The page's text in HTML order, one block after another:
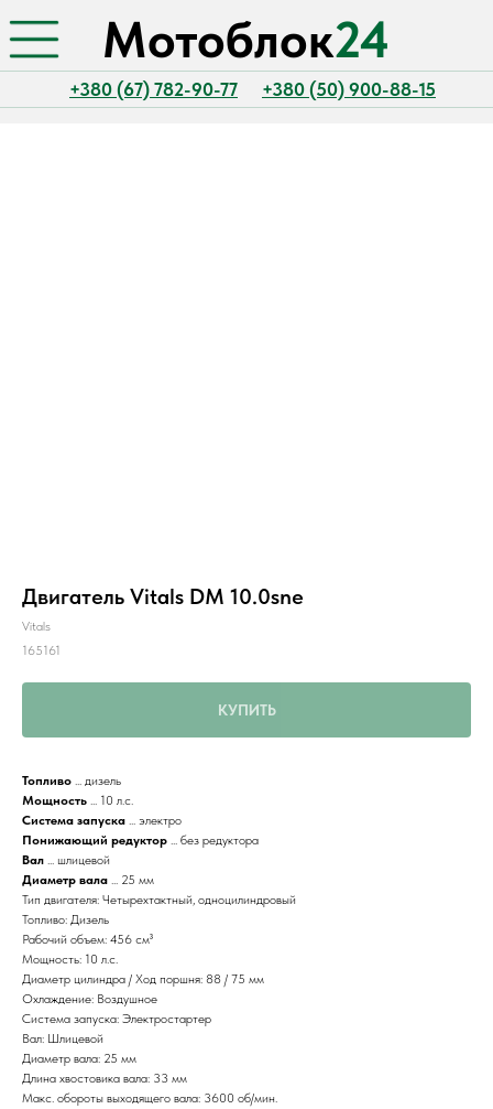
Мотоблок24
+380 (67) 782-90-77 +380 (50) 900-88-15
Двигатель Vitals DM 10.0sne
Vitals
165161
КУПИТЬ
Топливо ... дизель
Мощность ... 10 л.с.
Система запуска ... электро
Понижающий редуктор ... без редуктора
Вал ... шлицевой
Диаметр вала ... 25 мм
Тип двигателя: Четырехтактный, одноцилиндровый
Топливо: Дизель
Рабочий объем: 456 см³
Мощность: 10 л.с.
Диаметр цилиндра / Ход поршня: 88 / 75 мм
Охлаждение: Воздушное
Система запуска: Электростартер
Вал: Шлицевой
Диаметр вала: 25 мм
Длина хвостовика вала: 33 мм
Макс. обороты выходящего вала: 3600 об/мин.